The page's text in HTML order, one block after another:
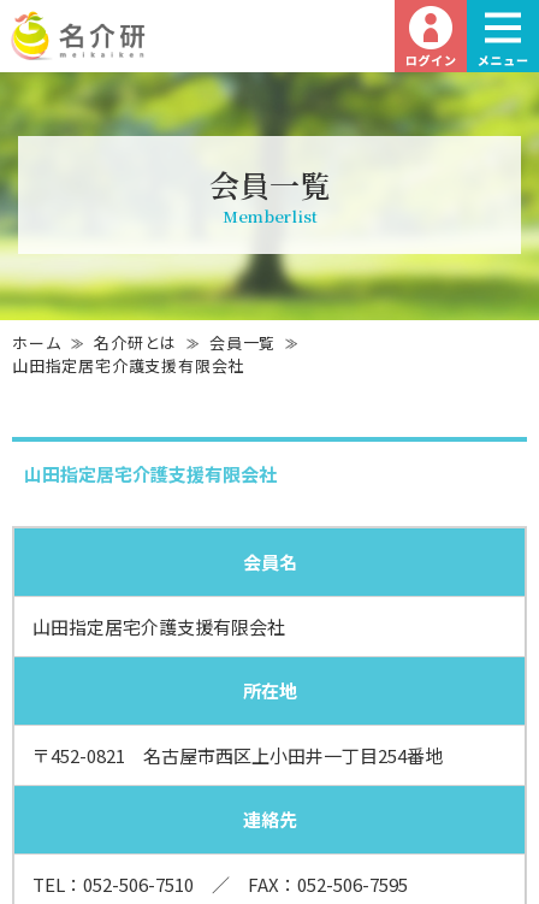
会員一覧
Memberlist
ホーム 名介研とは
会員一覧
山田指定居宅介護支援有限会社
山田指定居宅介護支援有限会社
会員名
山田指定居宅介護支援有限会社
所在地
〒452-0821 名古屋市西区上小田井一丁目254番地
連絡先
TEL： 052-506-7510 ／ FAX：052-506-7595